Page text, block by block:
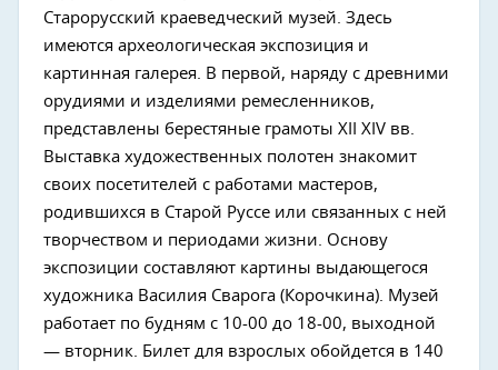
Старорусский краеведческий музей. Здесь
имеются археологическая экспозиция и
картинная галерея. В первой, наряду с древними
орудиями и изделиями ремесленников,
представлены берестяные грамоты XII XIV вв.
Выставка художественных полотен знакомит
своих посетителей с работами мастеров,
родившихся в Старой Руссе или связанных с ней
творчеством и периодами жизни. Основу
экспозиции составляют картины выдающегося
художника Василия Сварога (Корочкина). Музей
работает по будням с 10-00 до 18-00, выходной
— вторник. Билет для взрослых обойдется в 140